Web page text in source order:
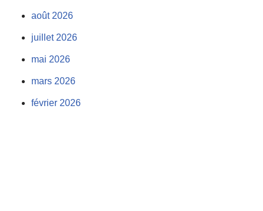
août 2026
juillet 2026
mai 2026
mars 2026
février 2026